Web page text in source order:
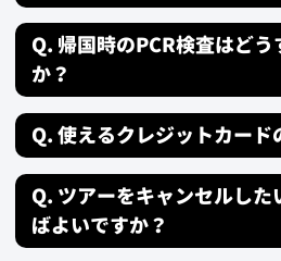
Q. 帰国時のPCR検査はど
か？
Q. 使えるクレジットカード
Q. ツアーをキャンセルした
ばよいですか？